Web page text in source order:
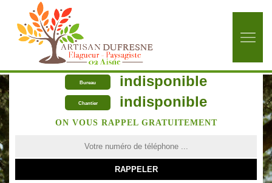
Bureau indisponible
Chantier indisponible
ON VOUS RAPPEL GRATUITEMENT